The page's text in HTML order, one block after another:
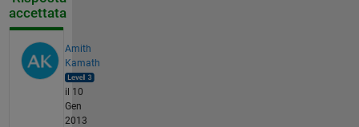
accettata
Amith
Kamath
il 10
Gen
2013